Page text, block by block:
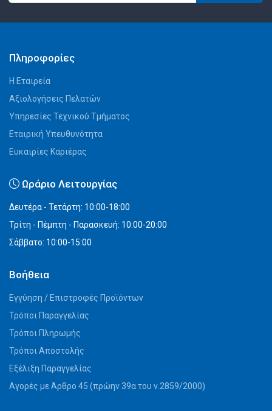
Πληροφορίες
Η Εταιρεία
Αξιολογήσεις Πελατών
Υπηρεσίες Τεχνικού Τμήματος
Εταιρική Υπευθυνότητα
Ευκαιρίες Καριέρας
Ωράριο Λειτουργίας
Δευτέρα - Τετάρτη: 10:00-18:00
Τρίτη - Πέμπτη - Παρασκευή: 10:00-20:00
Σάββατο: 10:00-15:00
Βοήθεια
Εγγύηση / Επιστροφές Προϊόντων
Τρόποι Παραγγελίας
Τρόποι Πληρωμής
Τρόποι Αποστολής
Εξέλιξη Παραγγελίας
Αγορές με Άρθρο 45 (πρώην 39α του ν.2859/2000)